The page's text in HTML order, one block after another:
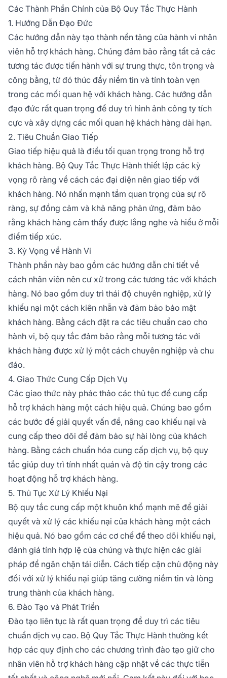
Các Thành Phần Chính của Bộ Quy Tắc Thực Hành
1. Hướng Dẫn Đạo Đức
Các hướng dẫn này tạo thành nền tảng của hành vi nhân
viên hỗ trợ khách hàng. Chúng đảm bảo rằng tất cả các
tương tác được tiến hành với sự trung thực, tôn trọng và
công bằng, từ đó thúc đẩy niềm tin và tính toàn vẹn
trong các mối quan hệ với khách hàng. Các hướng dẫn
đạo đức rất quan trọng để duy trì hình ảnh công ty tích
cực và xây dựng các mối quan hệ khách hàng dài hạn.
2. Tiêu Chuẩn Giao Tiếp
Giao tiếp hiệu quả là điều tối quan trọng trong hỗ trợ
khách hàng. Bộ Quy Tắc Thực Hành thiết lập các kỳ
vọng rõ ràng về cách các đại diện nên giao tiếp với
khách hàng. Nó nhấn mạnh tầm quan trọng của sự rõ
ràng, sự đồng cảm và khả năng phản ứng, đảm bảo
rằng khách hàng cảm thấy được lắng nghe và hiểu ở mỗi
điểm tiếp xúc.
3. Kỳ Vọng về Hành Vi
Thành phần này bao gồm các hướng dẫn chi tiết về
cách nhân viên nên cư xử trong các tương tác với khách
hàng. Nó bao gồm duy trì thái độ chuyên nghiệp, xử lý
khiếu nại một cách kiên nhẫn và đảm bảo bảo mật
khách hàng. Bằng cách đặt ra các tiêu chuẩn cao cho
hành vi, bộ quy tắc đảm bảo rằng mỗi tương tác với
khách hàng được xử lý một cách chuyên nghiệp và chu
đáo.
4. Giao Thức Cung Cấp Dịch Vụ
Các giao thức này phác thảo các thủ tục để cung cấp
hỗ trợ khách hàng một cách hiệu quả. Chúng bao gồm
các bước để giải quyết vấn đề, nâng cao khiếu nại và
cung cấp theo dõi để đảm bảo sự hài lòng của khách
hàng. Bằng cách chuẩn hóa cung cấp dịch vụ, bộ quy
tắc giúp duy trì tính nhất quán và độ tin cậy trong các
hoạt động hỗ trợ khách hàng.
5. Thủ Tục Xử Lý Khiếu Nại
Bộ quy tắc cung cấp một khuôn khổ mạnh mẽ để giải
quyết và xử lý các khiếu nại của khách hàng một cách
hiệu quả. Nó bao gồm các cơ chế để theo dõi khiếu nại,
đánh giá tính hợp lệ của chúng và thực hiện các giải
pháp để ngăn chặn tái diễn. Cách tiếp cận chủ động này
đối với xử lý khiếu nại giúp tăng cường niềm tin và lòng
trung thành của khách hàng.
6. Đào Tạo và Phát Triển
Đào tạo liên tục là rất quan trọng để duy trì các tiêu
chuẩn dịch vụ cao. Bộ Quy Tắc Thực Hành thường kết
hợp các quy định cho các chương trình đào tạo giữ cho
nhân viên hỗ trợ khách hàng cập nhật về các thực tiễn